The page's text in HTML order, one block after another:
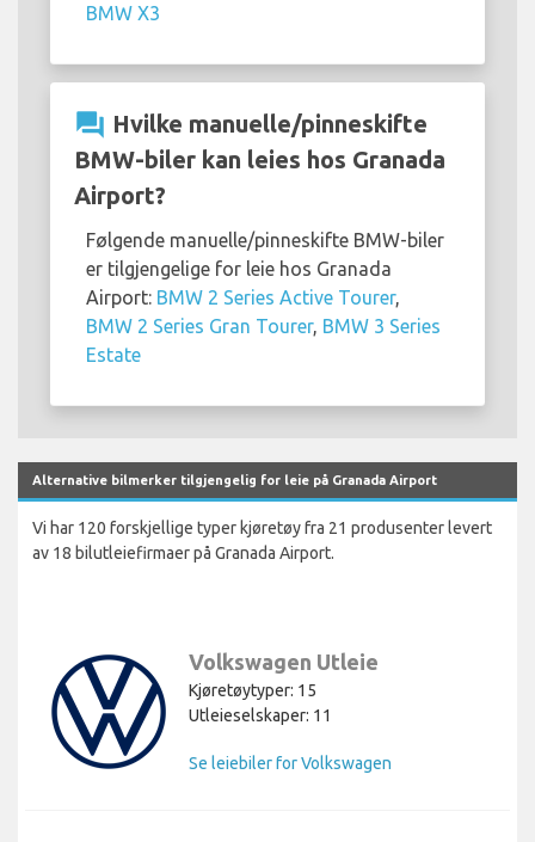
BMW X3
question_answer Hvilke manuelle/pinneskifte
BMW-biler kan leies hos Granada
Airport?
Følgende manuelle/pinneskifte BMW-biler
er tilgjengelige for leie hos Granada
Airport: BMW 2 Series Active Tourer,
BMW 2 Series Gran Tourer, BMW 3 Series
Estate
Alternative bilmerker tilgjengelig for leie på Granada Airport
Vi har 120 forskjellige typer kjøretøy fra 21 produsenter levert
av 18 bilutleiefirmaer på Granada Airport.
Volkswagen Utleie
Kjøretøytyper: 15
Utleieselskaper: 11
Se leiebiler for Volkswagen